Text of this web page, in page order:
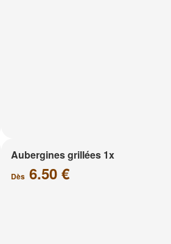
Aubergines grillées 1x
Dès 6.50 €